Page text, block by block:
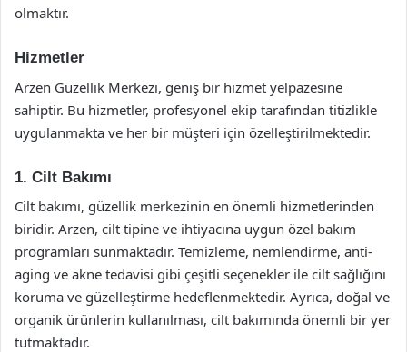
olmaktır.
Hizmetler
Arzen Güzellik Merkezi, geniş bir hizmet yelpazesine
sahiptir. Bu hizmetler, profesyonel ekip tarafından titizlikle
uygulanmakta ve her bir müşteri için özelleştirilmektedir.
1. Cilt Bakımı
Cilt bakımı, güzellik merkezinin en önemli hizmetlerinden
biridir. Arzen, cilt tipine ve ihtiyacına uygun özel bakım
programları sunmaktadır. Temizleme, nemlendirme, anti-
aging ve akne tedavisi gibi çeşitli seçenekler ile cilt sağlığını
koruma ve güzelleştirme hedeflenmektedir. Ayrıca, doğal ve
organik ürünlerin kullanılması, cilt bakımında önemli bir yer
tutmaktadır.